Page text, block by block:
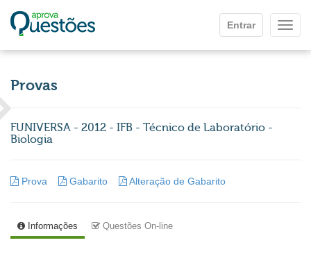
Entrar
Provas
FUNIVERSA - 2012 - IFB - Técnico de Laboratório -
Biologia
Prova Gabarito Alteração de Gabarito
Informações Questões On-line